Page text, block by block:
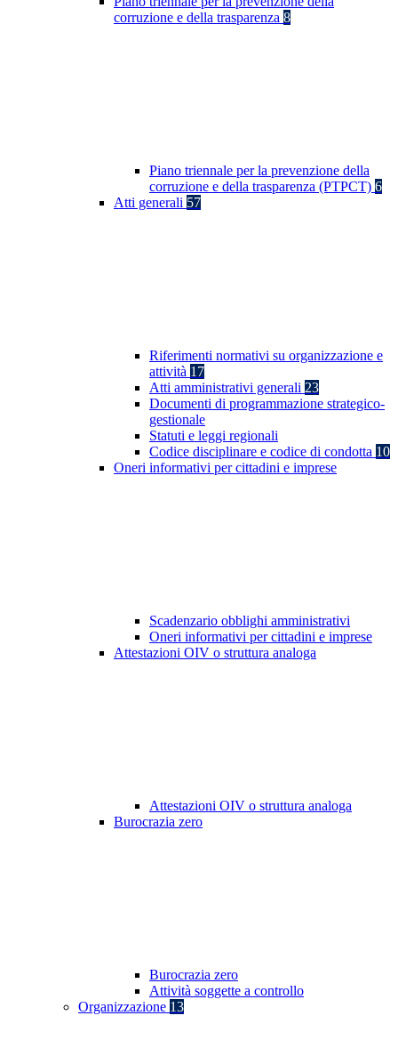
corruzione e della trasparenza 8
Piano triennale per la prevenzione della
corruzione e della trasparenza (PTPCT) 6
Atti generali 57
Riferimenti normativi su organizzazione e
attività 17
Atti amministrativi generali 23
Documenti di programmazione strategico-
gestionale
Statuti e leggi regionali
Codice disciplinare e codice di condotta 10
Oneri informativi per cittadini e imprese
Scadenzario obblighi amministrativi
Oneri informativi per cittadini e imprese
Attestazioni OIV o struttura analoga
Attestazioni OIV o struttura analoga
Burocrazia zero
Burocrazia zero
Attività soggette a controllo
Organizzazione 13